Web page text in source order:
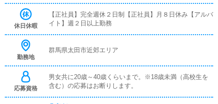
況の確認・説明をお願いします。予約の確定後はキャスト
やドライバーに通達します。簡単なマニュアルや先輩スタ
ッフに気軽に聞ける環境ですので、未経験でも安心して働
出勤情報やイベント、求人ブログの作成となります。基本
が入力出来れば問題ありません。PCが苦手な人でも簡単
にできます。
休日休暇
【正社員】完全週休２日制【正社員】月８日休み【アルバ
イト】週２日以上勤務
勤務地
群馬県太田市近郊エリア
応募資格
男女共に20歳～40歳くらいまで。※18歳未満（高校生を
含む）の応募はお断りします。